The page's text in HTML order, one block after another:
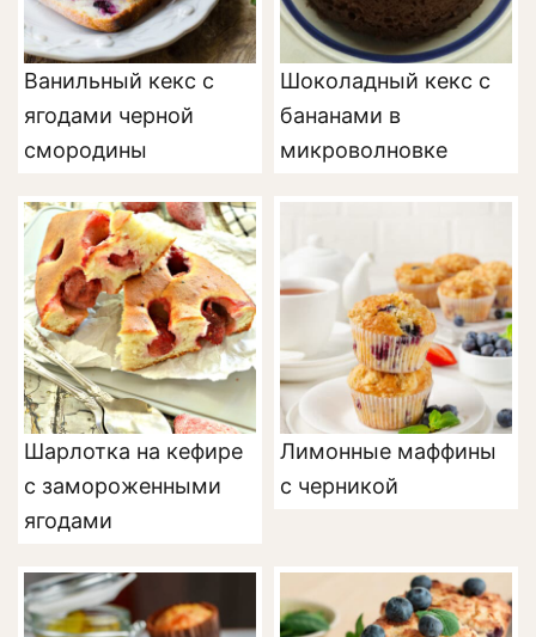
Ванильный кекс с
ягодами черной
смородины
Шоколадный кекс с
бананами в
микроволновке
Шарлотка на кефире
с замороженными
ягодами
Лимонные маффины
с черникой